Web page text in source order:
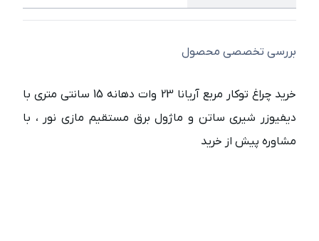
بررسی تخصصی محصول
خرید چراغ توکار مربع آریانا 23 وات دهانه 15 سانتی متری با
دیفیوزر شیری ساتن و ماژول برق مستقیم مازی نور ، با
مشاوره پیش از خرید